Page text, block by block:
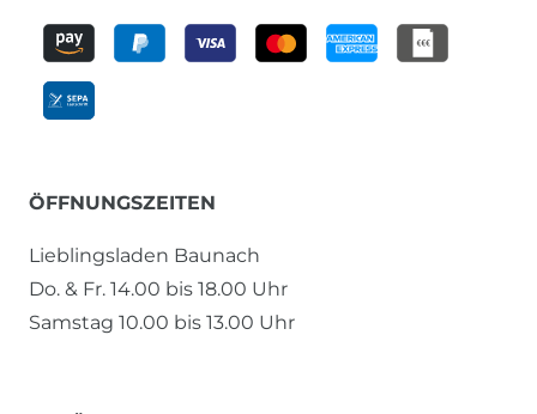
ÖFFNUNGSZEITEN
Lieblingsladen Baunach
Do. & Fr. 14.00 bis 18.00 Uhr
Samstag 10.00 bis 13.00 Uhr